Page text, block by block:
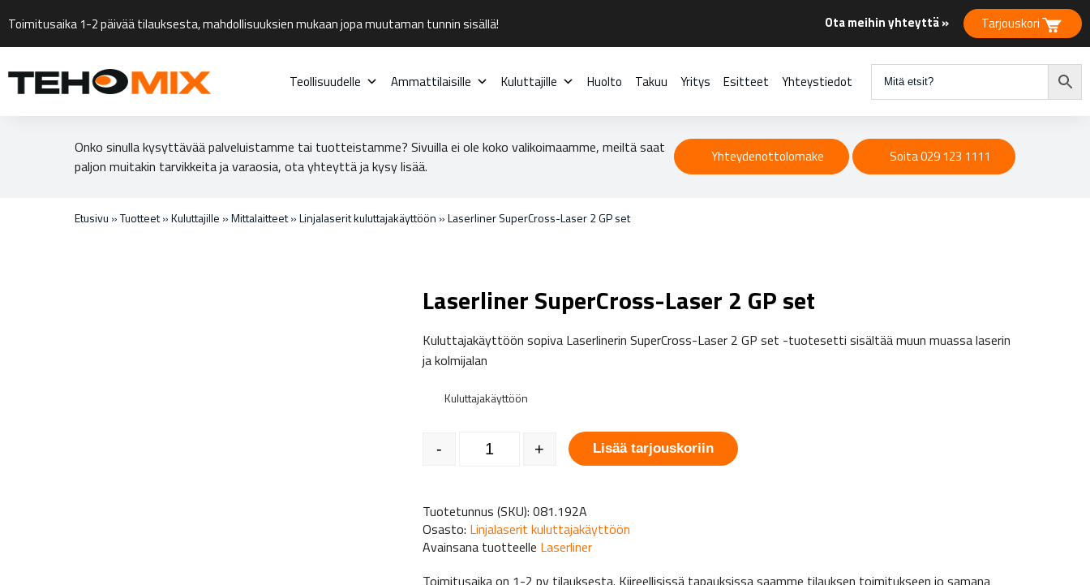
Toimitusaika 1-2 päivää tilauksesta, mahdollisuuksien mukaan jopa muutaman tunnin sisällä! Ota meihin yhteyttä » Tarjouskori
Teollisuudelle Ammattilaisille Kuluttajille Huolto Takuu Yritys Esitteet Yhteystiedot
Onko sinulla kysyttävää palveluistamme tai tuotteistamme? Sivuilla ei ole koko valikoimaamme, meiltä saat
paljon muitakin tarvikkeita ja varaosia, ota yhteyttä ja kysy lisää.
Yhteydenottolomake Soita 029 123 1111
Etusivu »Tuotteet»Kuluttajille »Mittalaitteet»Linjalaserit kuluttajakäyttöön »Laserliner SuperCross-Laser 2 GP set
Laserliner SuperCross-Laser 2 GP set
Kuluttajakäyttöön sopiva Laserlinerin SuperCross-Laser 2 GP set -tuotesetti sisältää muun muassa laserin
ja kolmijalan
Kuluttajakäyttöön
Laserliner SuperCross-Laser 2 GP set määrä
- + Lisää tarjouskoriin
Tuotetunnus (SKU):081.192A
Osasto: Linjalaserit kuluttajakäyttöön
Avainsana tuotteelle Laserliner